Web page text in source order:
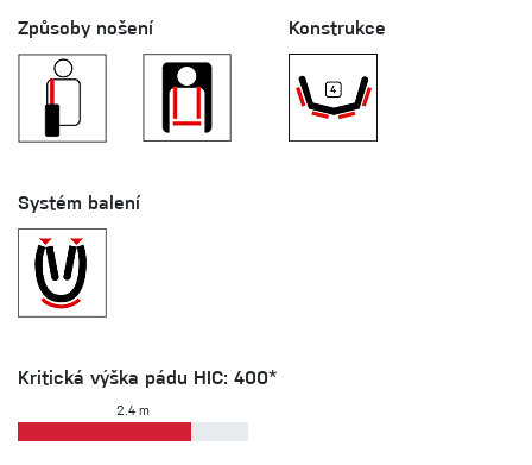
Způsoby nošení Konstrukce
Systém balení
Kritická výška pádu HIC: 400*
2.4 m